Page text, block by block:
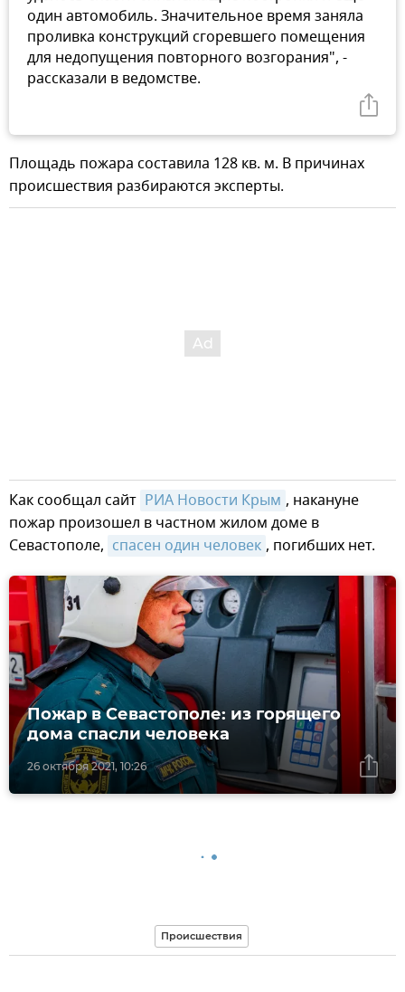
один автомобиль. Значительное время заняла
проливка конструкций сгоревшего помещения
для недопущения повторного возгорания", -
рассказали в ведомстве.
Площадь пожара составила 128 кв. м. В причинах
происшествия разбираются эксперты.
Как сообщал сайт РИА Новости Крым , накануне
пожар произошел в частном жилом доме в
Севастополе, спасен один человек , погибших нет.
26 октября 2021, 10:26
Пожар в Севастополе: из горящего
дома спасли человека
Происшествия